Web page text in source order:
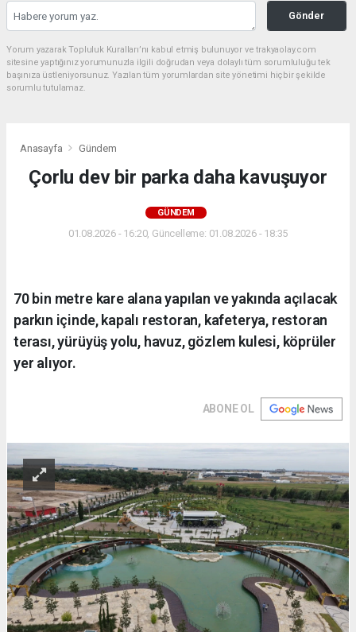
Gönder
Yorum yazarak Topluluk Kuralları’nı kabul etmiş bulunuyor ve trakyaolay.com
sitesine yaptığınız yorumunuzla ilgili doğrudan veya dolaylı tüm sorumluluğu tek
başınıza üstleniyorsunuz. Yazılan tüm yorumlardan site yönetimi hiçbir şekilde
sorumlu tutulamaz.
Anasayfa Gündem
Çorlu dev bir parka daha kavuşuyor
GÜNDEM
01.08.2026 - 16:20, Güncelleme: 01.08.2026 - 18:35
70 bin metre kare alana yapılan ve yakında açılacak
parkın içinde, kapalı restoran, kafeterya, restoran
terası, yürüyüş yolu, havuz, gözlem kulesi, köprüler
yer alıyor.
ABONE OL